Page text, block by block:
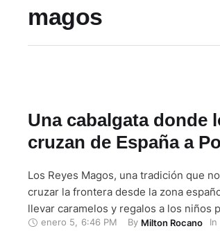
magos
Una cabalgata donde
cruzan de España a
Los Reyes Magos, una tradición que
cruzar la frontera desde la zona
llevar caramelos y regalos a los niños
Vilar Formoso. De esta manera, los
enero 5 6:46 PM By Milton Rocano In